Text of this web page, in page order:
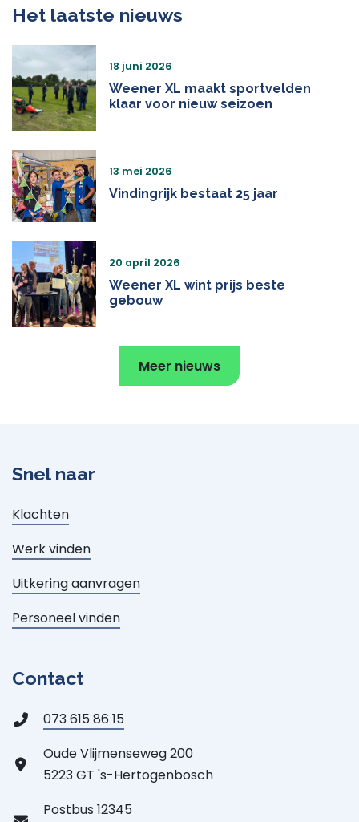
Het laatste nieuws
Weener XL maakt sportvelden
klaar voor nieuw seizoen
18 juni 2026
Vindingrijk bestaat 25 jaar
13 mei 2026
Weener XL wint prijs beste
gebouw
20 april 2026
Meer nieuws
Snel naar
Klachten
Werk vinden
Uitkering aanvragen
Personeel vinden
Contact
073 615 86 15
Oude Vlijmenseweg 200
5223 GT 's-Hertogenbosch
Postbus 12345